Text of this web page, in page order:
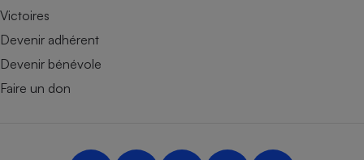
Victoires
Devenir adhérent
Devenir bénévole
Faire un don